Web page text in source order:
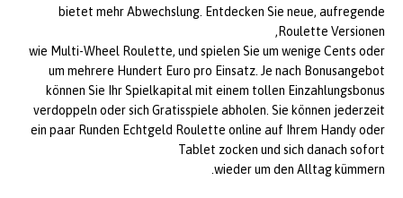
bietet mehr Abwechslung. Entdecken Sie neue, aufregende
Roulette Versionen,
wie Multi-Wheel Roulette, und spielen Sie um wenige Cents oder
um mehrere Hundert Euro pro Einsatz. Je nach Bonusangebot
können Sie Ihr Spielkapital mit einem tollen Einzahlungsbonus
verdoppeln oder sich Gratisspiele abholen. Sie können jederzeit
ein paar Runden Echtgeld Roulette online auf Ihrem Handy oder
Tablet zocken und sich danach sofort
wieder um den Alltag kümmern.